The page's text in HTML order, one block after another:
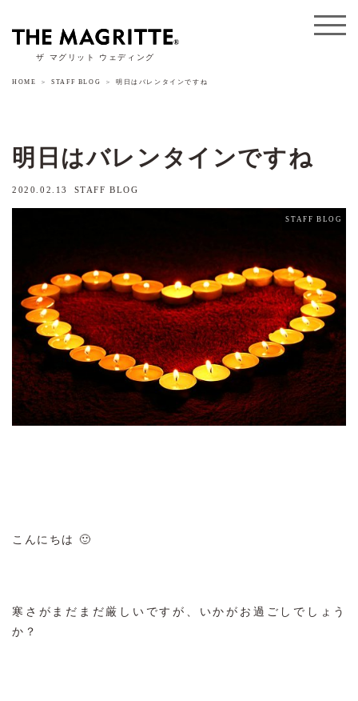
ザ マグリット ウェディング
HOME STAFF BLOG 明日はバレンタインですね
明日はバレンタインですね
2020.02.13 STAFF BLOG
STAFF BLOG
こんにちは 🙂
寒さがまだまだ厳しいですが、いかがお過ごしでしょう
か？